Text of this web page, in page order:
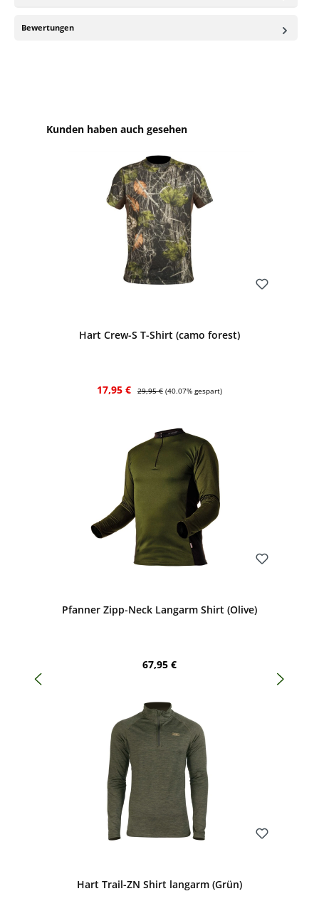
Bewertungen
Produktgalerie überspringen
Kunden haben auch gesehen
Hart Crew-S T-Shirt (camo forest)
Verkaufspreis:
17,95 € Regulärer Preis:
29,95 € (40.07% gespart)
Pfanner Zipp-Neck Langarm Shirt (Olive)
Regulärer Preis:
67,95 €
Hart Trail-ZN Shirt langarm (Grün)